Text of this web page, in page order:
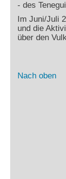
- des
Im Juni/Juli
und die
über den
Nach oben